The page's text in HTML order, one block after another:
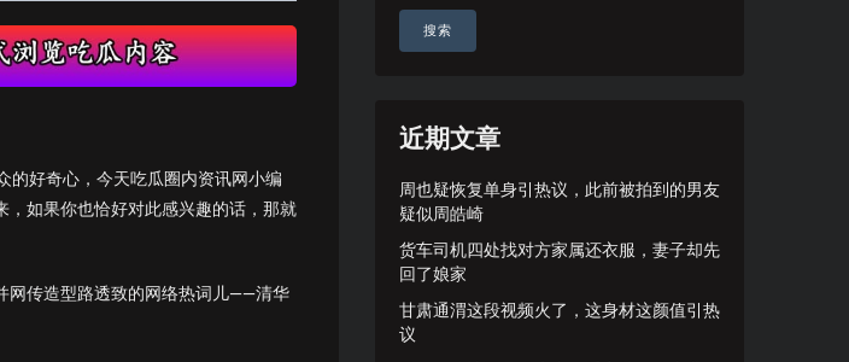
的好奇心，今天吃瓜圈内资讯网小编
，如果你也恰好对此感兴趣的话，那就
网传造型路透致的网络热词儿——清华
搜索
近期文章
周也疑恢复单身引热议，此前被拍到的男友
疑似周皓崎
货车司机四处找对方家属还衣服，妻子却先
回了娘家
甘肃通渭这段视频火了，这身材这颜值引热
议